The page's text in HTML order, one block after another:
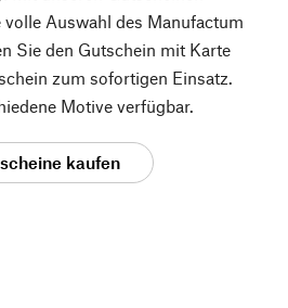
volle Auswahl des Manufactum
Sie den Gutschein mit Karte
zum sofortigen Einsatz.
Motive verfügbar.
kaufen